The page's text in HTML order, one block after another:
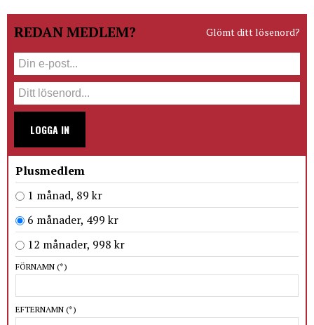
REDAN MEDLEM? Glömt ditt lösenord?
LOGGA IN
Plusmedlem
1 månad, 89 kr
6 månader, 499 kr
12 månader, 998 kr
FÖRNAMN (*)
EFTERNAMN (*)